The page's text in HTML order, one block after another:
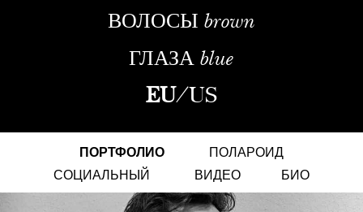
ВОЛОСЫ brown
ГЛАЗА blue
EU/US
ПОРТФОЛИО
ПОЛАРОИД
СОЦИАЛЬНЫЙ
ВИДЕО БИО